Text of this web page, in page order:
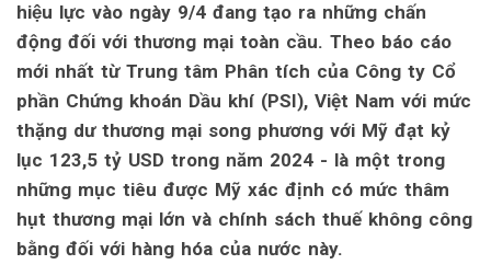
hiệu lực vào ngày 9/4 đang tạo ra những chấn
động đối với thương mại toàn cầu. Theo báo cáo
mới nhất từ Trung tâm Phân tích của Công ty Cổ
phần Chứng khoán Dầu khí (PSI), Việt Nam với mức
thặng dư thương mại song phương với Mỹ đạt kỷ
lục 123,5 tỷ USD trong năm 2024 - là một trong
những mục tiêu được Mỹ xác định có mức thâm
hụt thương mại lớn và chính sách thuế không công
bằng đối với hàng hóa của nước này.